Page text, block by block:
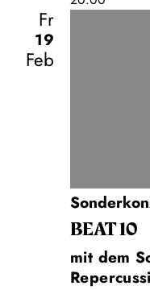
Fr
19
Feb
BEAT 10
mit dem